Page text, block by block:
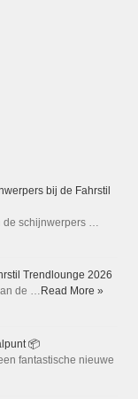
bij de Fahrstil
de schijnwerpers …
Trendlounge 2026
de … Read More »
📦
fantastische nieuwe